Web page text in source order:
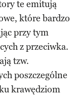
te emitują
które bardzo
przy tym
z przeciwka.
tzw.
poszczególne
krawędziom